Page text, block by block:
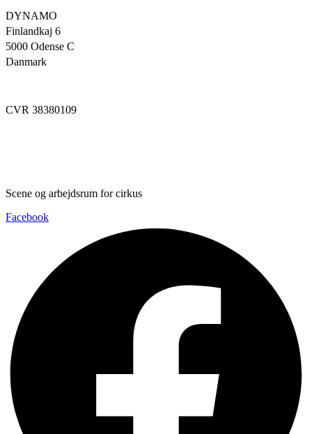
DYNAMO
Finlandkaj 6
5000 Odense C
Danmark
CVR 38380109
Scene og arbejdsrum for cirkus
Facebook